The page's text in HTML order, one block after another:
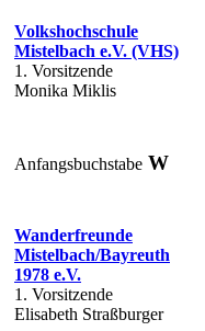
Volkshochschule
Mistelbach e.V. (VHS)
1. Vorsitzende
Monika Miklis
Anfangsbuchstabe W
Wanderfreunde
Mistelbach/Bayreuth
1978 e.V.
1. Vorsitzende
Elisabeth Straßburger